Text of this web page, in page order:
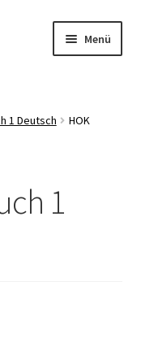
Menü
1 Deutsch
HOK
1